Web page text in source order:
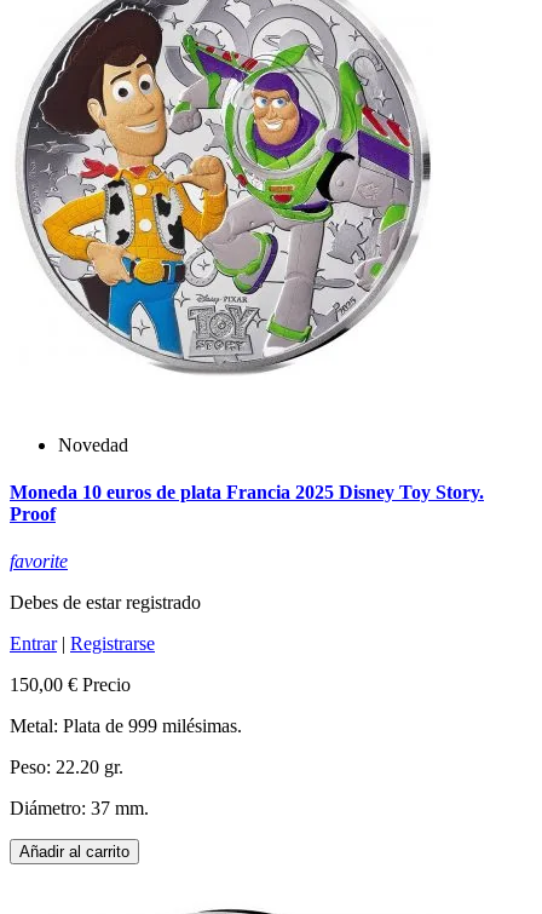
Novedad
Moneda 10 euros de plata Francia 2025 Disney Toy Story.
Proof
favorite
Debes de estar registrado
Entrar| Registrarse
150,00 € Precio
Metal: Plata de 999 milésimas.
Peso: 22.20 gr.
Diámetro: 37 mm.
Añadir al carrito